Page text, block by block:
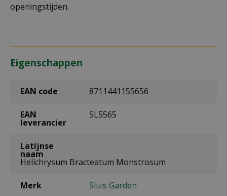
openingstijden.
Eigenschappen
EAN code 8711441155656
EAN
leverancier
SL5565
Latijnse
naam
Helichrysum Bracteatum Monstrosum
Merk Sluis Garden